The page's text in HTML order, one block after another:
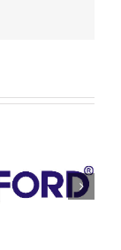
Aimplas